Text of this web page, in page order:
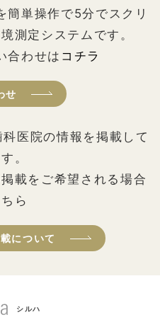
簡単操作で5分でスクリ
測定システムです。
合わせは コチラ
せ
医院の情報を掲載して
。
載をご希望される場合
ら
について
シルハ